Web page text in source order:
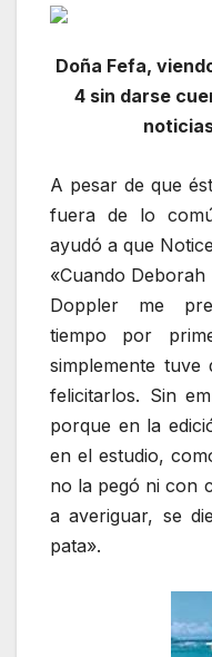
Doña Fefa,
4 sin darse
A pesar de que
fuera de lo
ayudó a que
«Cuando
Doppler me
tiempo por
simplemente
felicitarlos. Sin
porque en la
en el estudio,
no la pegó ni con
a averiguar, se
pata».